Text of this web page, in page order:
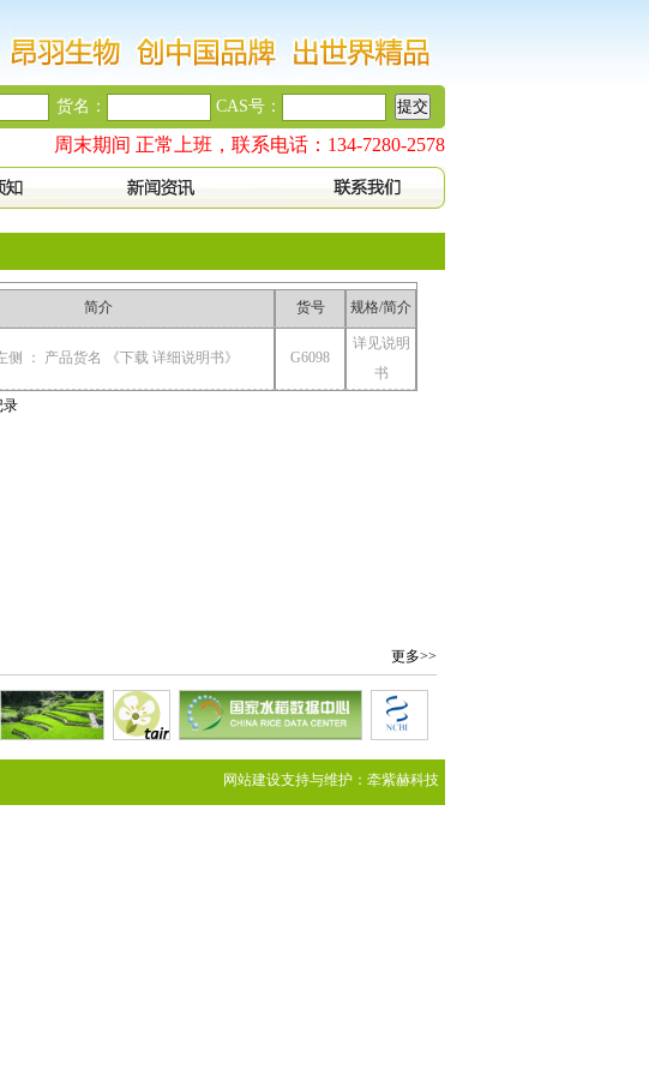
货名： CAS号：
周末期间 正常上班，联系电话：134-7280-2578
简介 货号 规格/简介
侧 ： 产品货名 《下载 详细说明书》 G6098
详见说明
书
录
更多>>
网站建设支持与维护 ： 牵紫赫科技